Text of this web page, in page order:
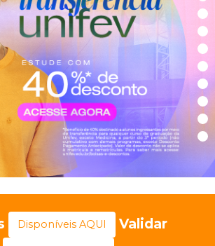
Disponíveis AQUI Validar